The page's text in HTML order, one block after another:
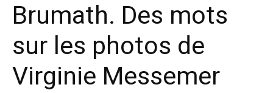
Brumath. Des mots
sur les photos de
Virginie Messemer